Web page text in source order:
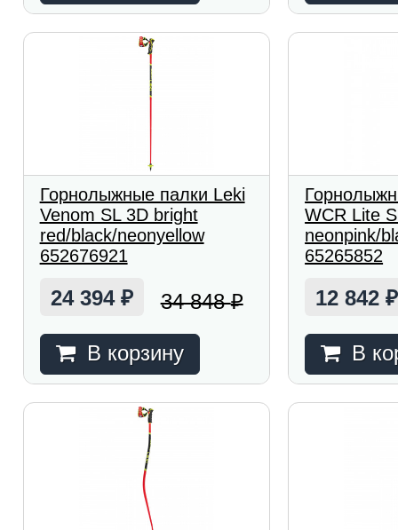
Горнолыжные палки Leki
Venom SL 3D bright
red/black/neonyellow
652676921
24 394 ₽ 34 848₽
В корзину
WCR Lite
neonpink/
65265852
12 842₽
В